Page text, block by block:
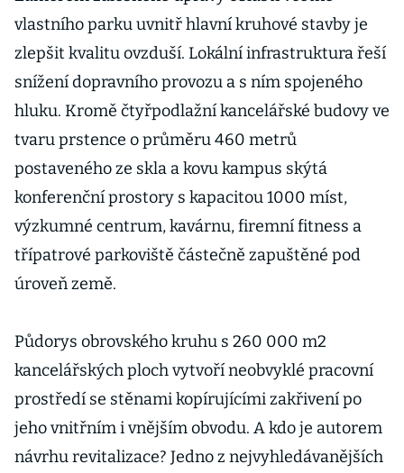
vlastního parku uvnitř hlavní kruhové stavby je
zlepšit kvalitu ovzduší. Lokální infrastruktura řeší
snížení dopravního provozu a s ním spojeného
hluku. Kromě čtyřpodlažní kancelářské budovy ve
tvaru prstence o průměru 460 metrů
postaveného ze skla a kovu kampus skýtá
konferenční prostory s kapacitou 1000 míst,
výzkumné centrum, kavárnu, firemní fitness a
třípatrové parkoviště částečně zapuštěné pod
úroveň země.
Půdorys obrovského kruhu s 260 000 m2
kancelářských ploch vytvoří neobvyklé pracovní
prostředí se stěnami kopírujícími zakřivení po
jeho vnitřním i vnějším obvodu. A kdo je autorem
návrhu revitalizace? Jedno z nejvyhledávanějších